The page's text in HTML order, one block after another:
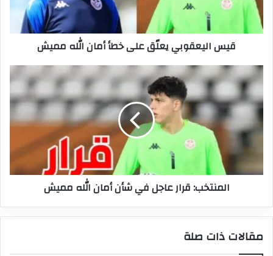
الله
مميش
قيس اليعقوبي يعلّق على خطأ أمان الله مميش
المنتخب:
قرار
عاجل
في
شأن
أمان
المنتخب: قرار عاجل في شأن أمان الله مميش
مقالات ذات صلة